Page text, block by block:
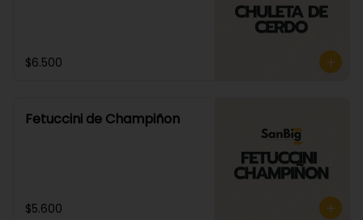
$6.500
Fetuccini de Champiñon
$5.600